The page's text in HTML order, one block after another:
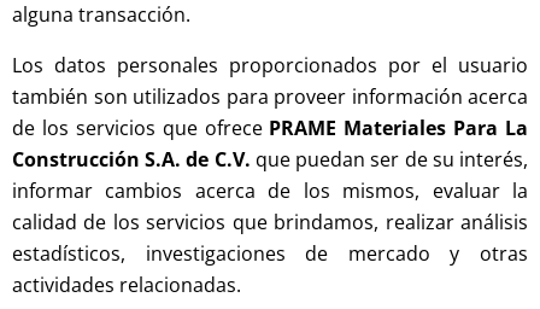
alguna transacción.
Los datos personales proporcionados por el usuario
también son utilizados para proveer información acerca
de los servicios que ofrece PRAME Materiales Para La
Construcción S.A. de C.V. que puedan ser de su interés,
informar cambios acerca de los mismos, evaluar la
calidad de los servicios que brindamos, realizar análisis
estadísticos, investigaciones de mercado y otras
actividades relacionadas.